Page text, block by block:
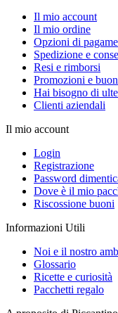
Il mio account
Il mio ordine
Opzioni di
Spedizione e
Resi e rimborsi
Promozioni e
Hai bisogno di
Clienti aziendali
Il mio account
Login
Registrazione
Password
Dove è il mio
Riscossione buoni
Informazioni Utili
Noi e il nostro
Glossario
Ricette e curiosità
Pacchetti regalo